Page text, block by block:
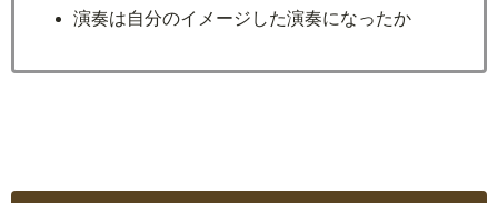
演奏は自分のイメージした演奏になったか